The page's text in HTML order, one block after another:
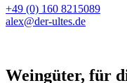
+49 (0) 160 8215089
alex@der-ultes.de
Weingüter, für